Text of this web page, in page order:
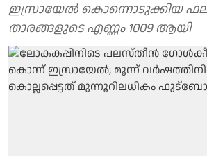
ഇസ്രായേൽ കൊന്നൊടുക്കിയ
താരങ്ങളുടെ എണ്ണം 1009 ആയി